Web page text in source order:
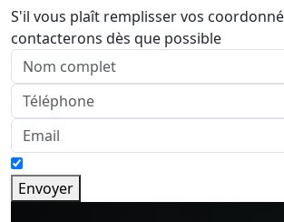
S'il vous plaît remplisser vos
contacterons dès que possible
Envoyer